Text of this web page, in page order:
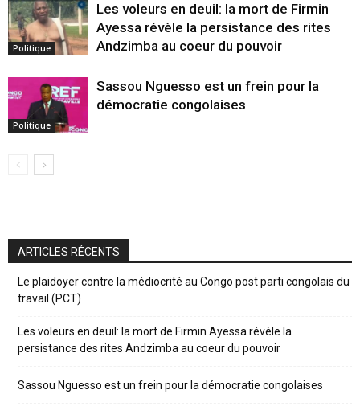
Politique
Les voleurs en deuil: la mort de Firmin
Ayessa révèle la persistance des rites
Andzimba au coeur du pouvoir
Politique
Sassou Nguesso est un frein pour la
démocratie congolaises
ARTICLES RÉCENTS
Le plaidoyer contre la médiocrité au Congo post parti congolais du
travail (PCT)
Les voleurs en deuil: la mort de Firmin Ayessa révèle la
persistance des rites Andzimba au coeur du pouvoir
Sassou Nguesso est un frein pour la démocratie congolaises